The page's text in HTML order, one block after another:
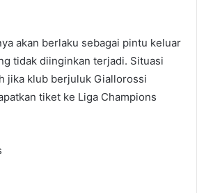
akan berlaku sebagai pintu keluar
tidak diinginkan terjadi. Situasi
jika klub berjuluk Giallorossi
tiket ke Liga Champions